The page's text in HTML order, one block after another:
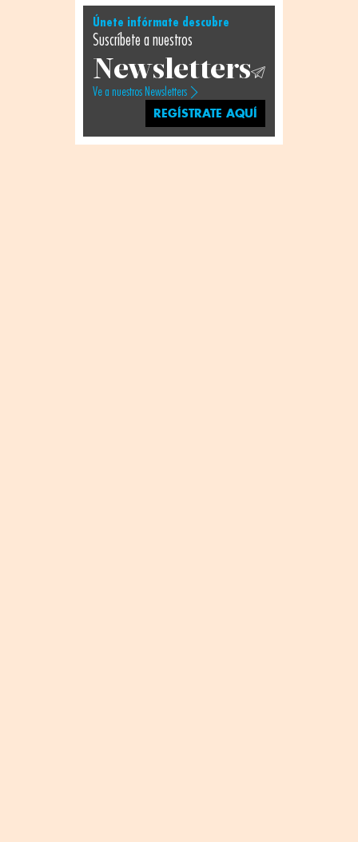
Únete infórmate descubre
Suscríbete a nuestros
Newsletters
Ve a nuestros Newsletters
REGÍSTRATE AQUÍ